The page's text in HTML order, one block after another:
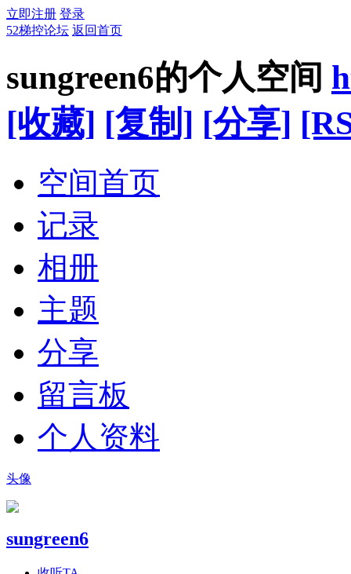
立即注册 登录
52梯控论坛 返回首页
sungreen6的个人空间
[收藏] [复制] [分享]
空间首页
记录
相册
主题
分享
留言板
个人资料
头像
sungreen6